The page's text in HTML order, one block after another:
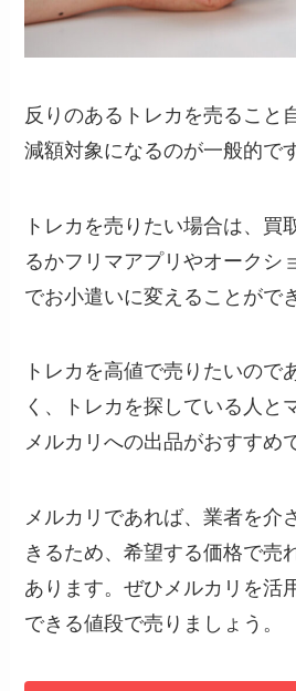
反りのあるトレカを売ること
減額対象になるのが一般的で
トレカを売りたい場合は、買
るかフリマアプリやオークシ
でお小遣いに変えることがで
トレカを高値で売りたいので
く、トレカを探している人と
メルカリへの出品がおすすめ
メルカリであれば、業者を介
きるため、希望する価格で売
あります。ぜひメルカリを活
できる値段で売りましょう。